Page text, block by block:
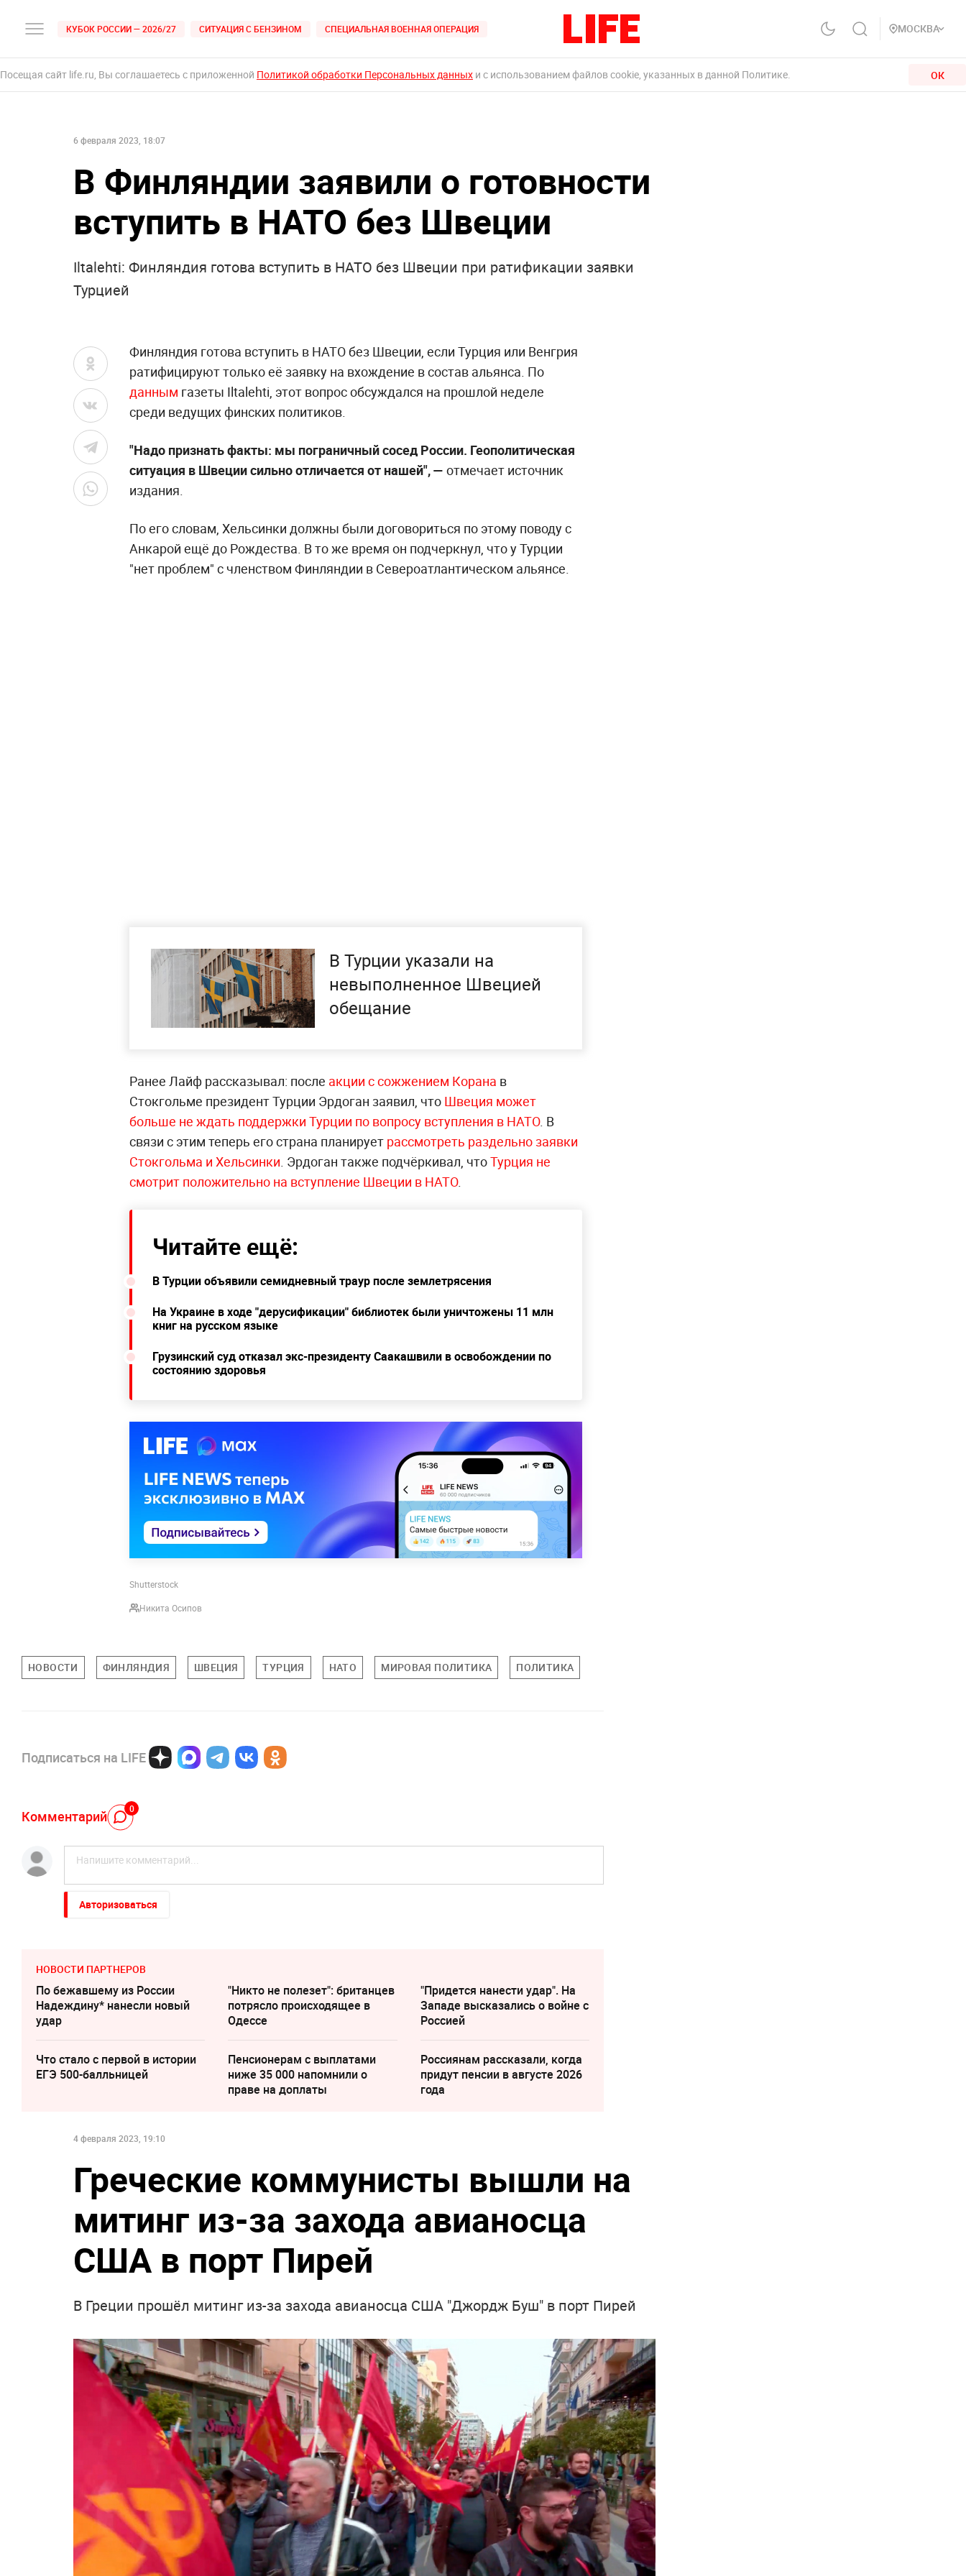
КУБОК РОССИИ — 2026/27 СИТУАЦИЯ С БЕНЗИНОМ СПЕЦИАЛЬНАЯ ВОЕННАЯ ОПЕРАЦИЯ МОСКВА
Посещая сайт life.ru, Вы соглашаетесь с приложенной Политикой обработки Персональных данных и с использованием файлов cookie, указанных в данной Политике. ОК
6 февраля 2023, 18:07
В Финляндии заявили о готовности
вступить в НАТО без Швеции
Iltalehti: Финляндия готова вступить в НАТО без Швеции при ратификации заявки
Турцией
Финляндия готова вступить в НАТО без Швеции, если Турция или Венгрия
ратифицируют только её заявку на вхождение в состав альянса. По
данным газеты Iltalehti, этот вопрос обсуждался на прошлой неделе
среди ведущих финских политиков.
"Надо признать факты: мы пограничный сосед России. Геополитическая
ситуация в Швеции сильно отличается от нашей", — отмечает источник
издания.
По его словам, Хельсинки должны были договориться по этому поводу с
Анкарой ещё до Рождества. В то же время он подчеркнул, что у Турции
"нет проблем" с членством Финляндии в Североатлантическом альянсе.
В Турции указали на
невыполненное Швецией
обещание
Ранее Лайф рассказывал: после акции с сожжением Корана в
Стокгольме президент Турции Эрдоган заявил, что Швеция может
больше не ждать поддержки Турции по вопросу вступления в НАТО. В
связи с этим теперь его страна планирует рассмотреть раздельно заявки
Стокгольма и Хельсинки. Эрдоган также подчёркивал, чтоТурция не
смотрит положительно на вступление Швеции в НАТО.
Читайте ещё:
В Турции объявили семидневный траур после землетрясения
На Украине в ходе "дерусификации" библиотек были уничтожены 11 млн
книг на русском языке
Грузинский суд отказал экс-президенту Саакашвили в освобождении по
состоянию здоровья
Shutterstock
Никита Осипов
НОВОСТИ ФИНЛЯНДИЯ ШВЕЦИЯ ТУРЦИЯ НАТО МИРОВАЯ ПОЛИТИКА ПОЛИТИКА
Подписаться на LIFE
Комментарий 0
Авторизоваться
НОВОСТИ ПАРТНЕРОВ
По бежавшему из России
Надеждину* нанесли новый
удар
"Никто не полезет": британцев
потрясло происходящее в
Одессе
"Придется нанести удар". На
Западе высказались о войне с
Россией
Что стало с первой в истории
ЕГЭ 500-балльницей
Пенсионерам с выплатами
ниже 35 000 напомнили о
праве на доплаты
Россиянам рассказали, когда
придут пенсии в августе 2026
года
4 февраля 2023, 19:10
Греческие коммунисты вышли на
митинг из-за захода авианосца
США в порт Пирей
В Греции прошёл митинг из-за захода авианосца США "Джордж Буш" в порт Пирей